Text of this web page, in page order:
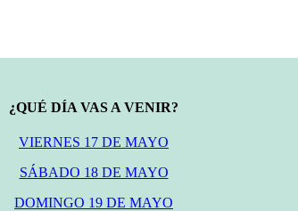
¿QUÉ DÍA VAS A VENIR?
VIERNES 17 DE MAYO
SÁBADO 18 DE MAYO
DOMINGO 19 DE MAYO